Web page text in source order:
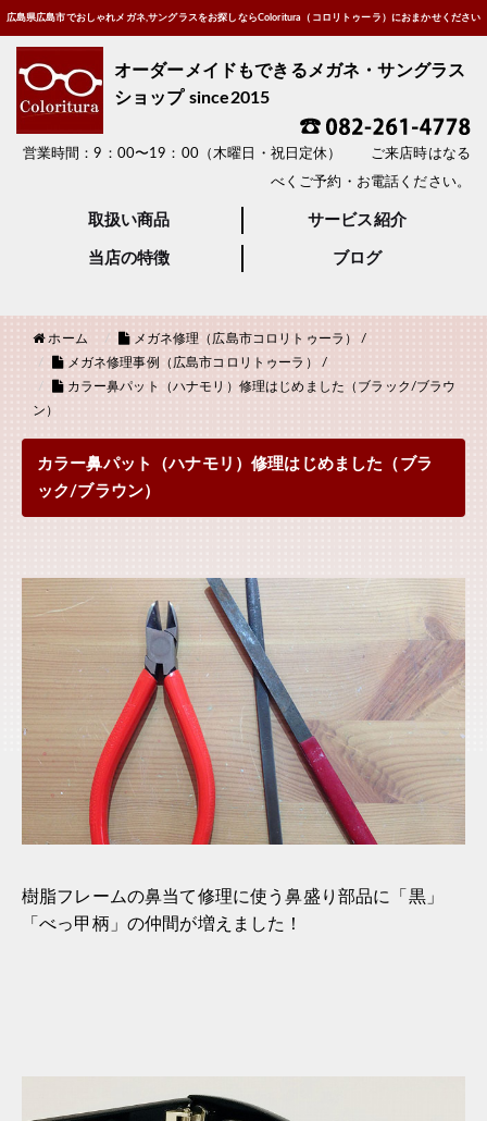
広島県広島市でおしゃれメガネ,サングラスをお探しならColoritura（コロリトゥーラ）におまかせください
オーダーメイドもできるメガネ・サングラス
ショップ since2015
営業時間：9：00〜19：00（木曜日・祝日定休） ご来店時はなる
べくご予約・お電話ください。
取扱い商品 サービス紹介
当店の特徴 ブログ
ホーム メガネ修理（広島市コロリトゥーラ）
/
メガネ修理事例（広島市コロリトゥーラ）
/
カラー鼻パット（ハナモリ）修理はじめました（ブラック/ブラウ
ン）
カラー鼻パット（ハナモリ）修理はじめました（ブラ
ック/ブラウン）
樹脂フレームの鼻当て修理に使う鼻盛り部品に「黒」
「べっ甲柄」の仲間が増えました！